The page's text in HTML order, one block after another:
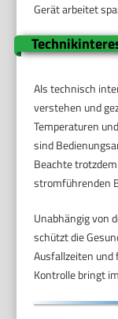
Gerät arbeitet
Als technisch
verstehen und
Temperaturen
sind
Beachte
stromführenden
Unabhängig von
schützt die
Ausfallzeiten und
Kontrolle bringt